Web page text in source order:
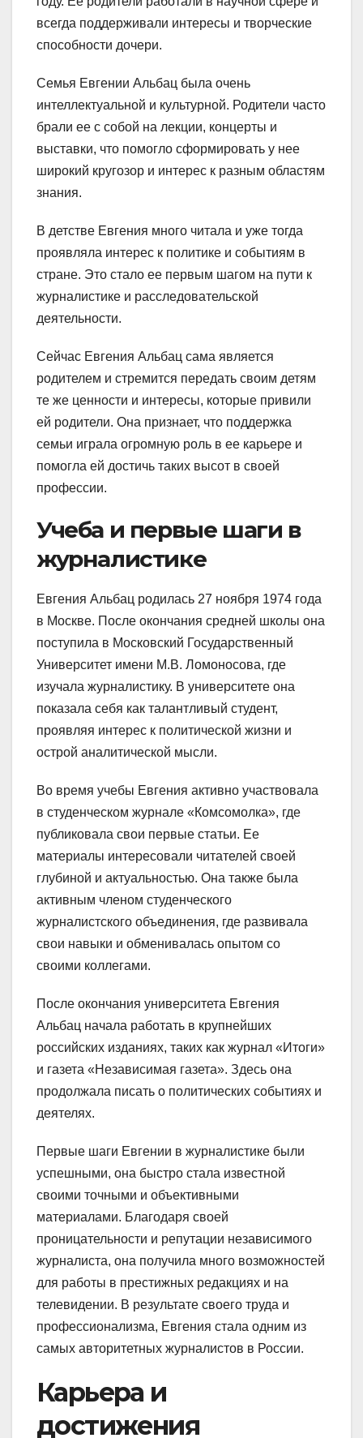
всегда поддерживали интересы и творческие
способности дочери.
Семья Евгении Альбац была очень
интеллектуальной и культурной. Родители часто
брали ее с собой на лекции, концерты и
выставки, что помогло сформировать у нее
широкий кругозор и интерес к разным областям
знания.
В детстве Евгения много читала и уже тогда
проявляла интерес к политике и событиям в
стране. Это стало ее первым шагом на пути к
журналистике и расследовательской
деятельности.
Сейчас Евгения Альбац сама является
родителем и стремится передать своим детям
те же ценности и интересы, которые привили
ей родители. Она признает, что поддержка
семьи играла огромную роль в ее карьере и
помогла ей достичь таких высот в своей
профессии.
Учеба и первые шаги в
журналистике
Евгения Альбац родилась 27 ноября 1974 года
в Москве. После окончания средней школы она
поступила в Московский Государственный
Университет имени М.В. Ломоносова, где
изучала журналистику. В университете она
показала себя как талантливый студент,
проявляя интерес к политической жизни и
острой аналитической мысли.
Во время учебы Евгения активно участвовала
в студенческом журнале «Комсомолка», где
публиковала свои первые статьи. Ее
материалы интересовали читателей своей
глубиной и актуальностью. Она также была
активным членом студенческого
журналистского объединения, где развивала
свои навыки и обменивалась опытом со
своими коллегами.
После окончания университета Евгения
Альбац начала работать в крупнейших
российских изданиях, таких как журнал «Итоги»
и газета «Независимая газета». Здесь она
продолжала писать о политических событиях и
деятелях.
Первые шаги Евгении в журналистике были
успешными, она быстро стала известной
своими точными и объективными
материалами. Благодаря своей
проницательности и репутации независимого
журналиста, она получила много возможностей
для работы в престижных редакциях и на
телевидении. В результате своего труда и
профессионализма, Евгения стала одним из
самых авторитетных журналистов в России.
Карьера и
достижения